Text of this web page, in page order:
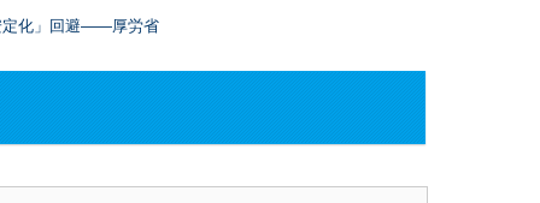
定化」回避――厚労省